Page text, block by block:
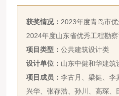
获奖情况： 2023年度青岛市优
2024年度山东省优秀工程勘
项目类型： 公共建筑设计类
设计单位： 山东中健和华建筑
项目成员： 李古月、梁健、李
兴华、张存浩、孙川、高琛、